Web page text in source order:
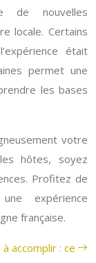
de nouvelles
locale. Certains
était
permet une
les bases
votre
hôtes, soyez
Profitez de
expérience
française.
accomplir : ce